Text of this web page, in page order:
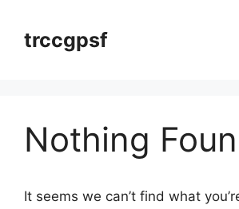
contenttrccgpsf
Nothing
It seems we can’t find what